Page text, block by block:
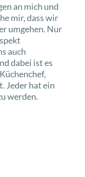
an mich und
mir, dass wir
umgehen. Nur
auch
dabei ist es
Jeder hat ein
werden.